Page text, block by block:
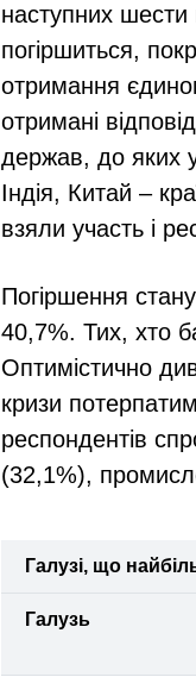
наступних шести
погіршиться,
отримання
отримані
держав, до яких
Індія, Китай –
взяли участь і
Погіршення
40,7%. Тих, хто
Оптимістично
кризи
респондентів
(32,1%),
Галузі, що
Галузь